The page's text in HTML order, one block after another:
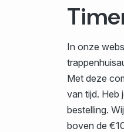
In onze
Met deze
van tijd. Heb
bestelling.
boven de